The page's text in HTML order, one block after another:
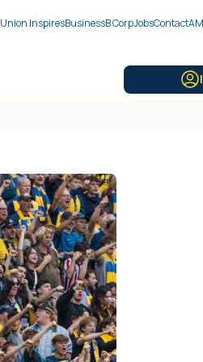
Union InspiresBusinessB CorpJobsContact